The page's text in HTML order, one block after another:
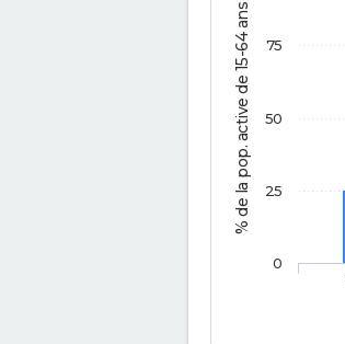
% de la pop. active de 15-64 ans
0
25
50
75